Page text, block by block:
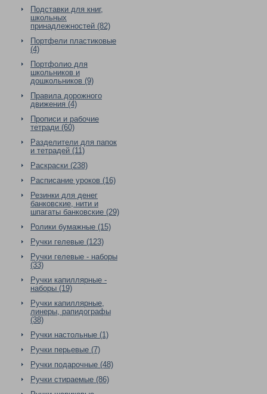
Подставки для книг,
школьных
принадлежностей (82)
Портфели пластиковые
(4)
Портфолио для
школьников и
дошкольников (9)
Правила дорожного
движения (4)
Прописи и рабочие
тетради (60)
Разделители для папок
и тетрадей (11)
Раскраски (238)
Расписание уроков (16)
Резинки для денег
банковские, нити и
шпагаты банковские (29)
Ролики бумажные (15)
Ручки гелевые (123)
Ручки гелевые - наборы
(33)
Ручки капиллярные -
наборы (19)
Ручки капиллярные,
линеры, рапидографы
(38)
Ручки настольные (1)
Ручки перьевые (7)
Ручки подарочные (48)
Ручки стираемые (86)